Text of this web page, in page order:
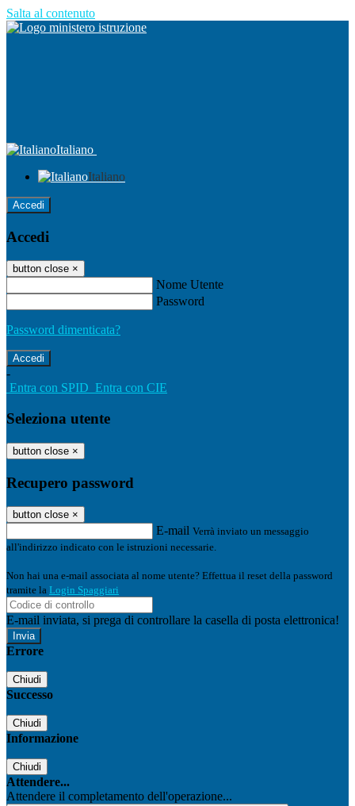
Salta al contenuto
Italiano
Italiano
Accedi
Accedi
button close ×
Nome Utente
Password
Password dimenticata?
-
Entra con SPID Entra con CIE
Seleziona utente
button close ×
Recupero password
button close ×
E-mail Verrà inviato un messaggio
all'indirizzo indicato con le istruzioni necessarie.
Non hai una e-mail associata al nome utente? Effettua il reset della password
tramite la Login Spaggiari
E-mail inviata, si prega di controllare la casella di posta elettronica!
Errore
Chiudi
Successo
Chiudi
Informazione
Chiudi
Attendere...
Attendere il completamento dell'operazione...